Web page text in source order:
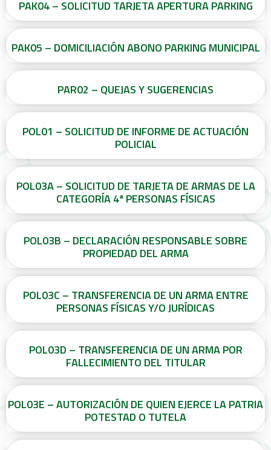
PAK04 – SOLICITUD TARJETA APERTURA PARKING
PAK05 – DOMICILIACIÓN ABONO PARKING MUNICIPAL
PAR02 – QUEJAS Y SUGERENCIAS
POL01 – SOLICITUD DE INFORME DE ACTUACIÓN
POLICIAL
POL03A – SOLICITUD DE TARJETA DE ARMAS DE LA
CATEGORÍA 4ª PERSONAS FÍSICAS
POL03B – DECLARACIÓN RESPONSABLE SOBRE
PROPIEDAD DEL ARMA
POL03C – TRANSFERENCIA DE UN ARMA ENTRE
PERSONAS FÍSICAS Y/O JURÍDICAS
POL03D – TRANSFERENCIA DE UN ARMA POR
FALLECIMIENTO DEL TITULAR
POL03E – AUTORIZACIÓN DE QUIEN EJERCE LA PATRIA
POTESTAD O TUTELA